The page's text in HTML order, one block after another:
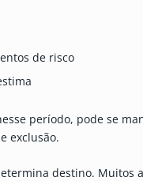
de risco
período, pode se
exclusão.
destino. Muitos